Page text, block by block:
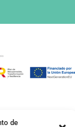
de